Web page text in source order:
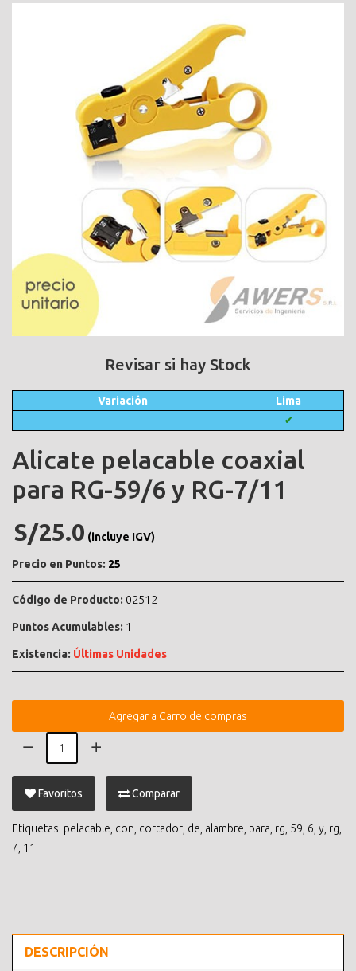
Revisar si hay Stock
Variación Lima
✔
Alicate pelacable coaxial
para RG-59/6 y RG-7/11
S/25.0 (incluye IGV)
Precio en Puntos: 25
Código de Producto: 02512
Puntos Acumulables: 1
Existencia: Últimas Unidades
Agregar a Carro de compras
Favoritos Comparar
Etiquetas: pelacable con cortador de alambre para rg 59 6 y rg
7 11
DESCRIPCIÓN